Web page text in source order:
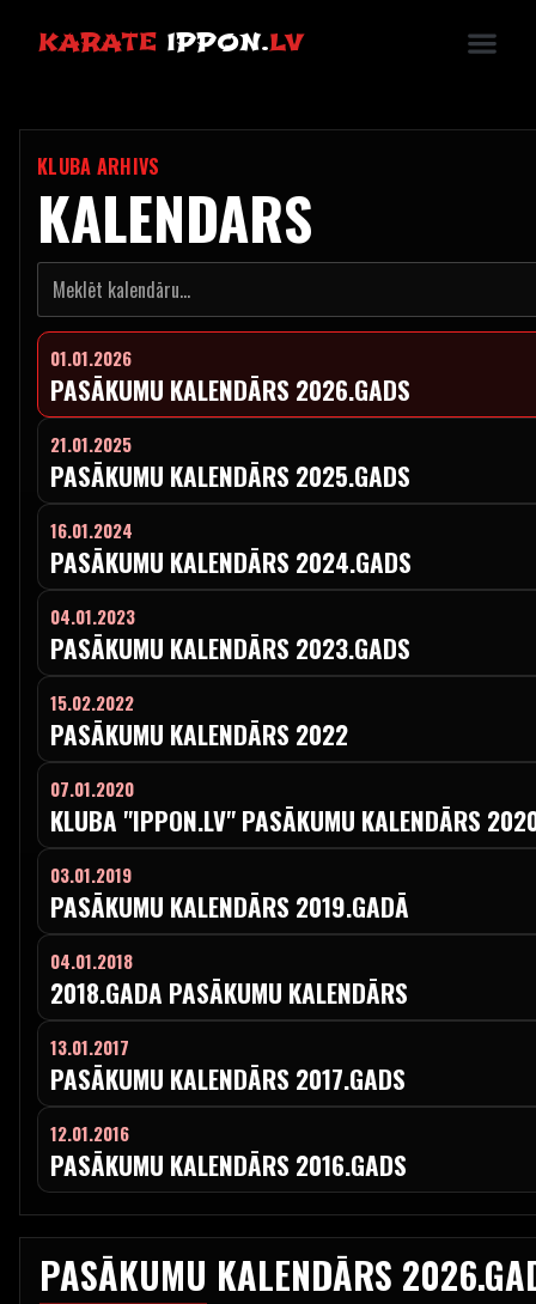
KARATE IPPON.LV
KLUBA ARHIVS
KALENDARS
01.01.2026
PASĀKUMU KALENDĀRS 2026.GADS
21.01.2025
PASĀKUMU KALENDĀRS 2025.GADS
16.01.2024
PASĀKUMU KALENDĀRS 2024.GADS
04.01.2023
PASĀKUMU KALENDĀRS 2023.GADS
15.02.2022
PASĀKUMU KALENDĀRS 2022
07.01.2020
KLUBA "IPPON.LV" PASĀKUMU KALENDĀRS
03.01.2019
PASĀKUMU KALENDĀRS 2019.GADĀ
04.01.2018
2018.GADA PASĀKUMU KALENDĀRS
13.01.2017
PASĀKUMU KALENDĀRS 2017.GADS
12.01.2016
PASĀKUMU KALENDĀRS 2016.GADS
PASĀKUMU KALENDĀRS